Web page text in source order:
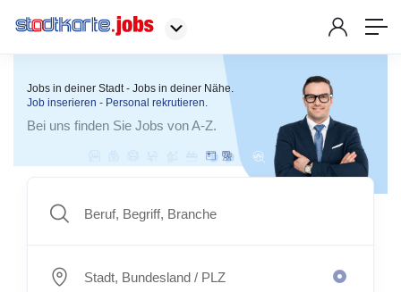
Jobs in deiner Stadt - Jobs in deiner Nähe.
Job inserieren - Personal rekrutieren.
Bei uns finden Sie Jobs von A-Z.